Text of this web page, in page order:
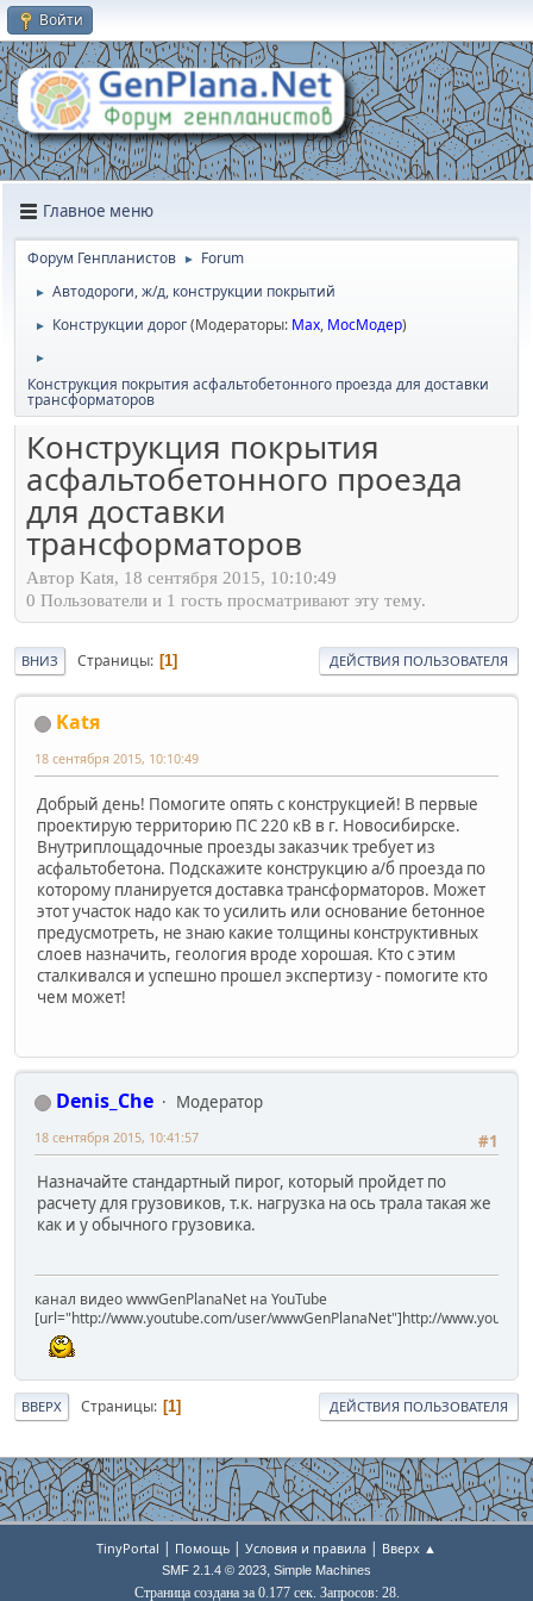
Войти
Главное меню
Форум Генпланистов ► Forum
► Автодороги, ж/д, конструкции покрытий
► Конструкции дорог(Модераторы: Max, МосМодер)
►
Конструкция покрытия асфальтобетонного проезда для доставки
трансформаторов
Конструкция покрытия
асфальтобетонного проезда
для доставки
трансформаторов
Автор Katя, 18 сентября 2015, 10:10:49
0 Пользователи и 1 гость просматривают эту тему.
ВНИЗ Страницы 1 ДЕЙСТВИЯ ПОЛЬЗОВАТЕЛЯ
Katя
18 сентября 2015, 10:10:49
Добрый день! Помогите опять с конструкцией! В первые
проектирую территорию ПС 220 кВ в г. Новосибирске.
Внутриплощадочные проезды заказчик требует из
асфальтобетона. Подскажите конструкцию а/б проезда по
которому планируется доставка трансформаторов. Может
этот участок надо как то усилить или основание бетонное
предусмотреть, не знаю какие толщины конструктивных
слоев назначить, геология вроде хорошая. Кто с этим
сталкивался и успешно прошел экспертизу - помогите кто
чем может!
Denis_Che
Модератор
#1
18 сентября 2015, 10:41:57
Назначайте стандартный пирог, который пройдет по
расчету для грузовиков, т.к. нагрузка на ось трала такая же
как и у обычного грузовика.
канал видео wwwGenPlanaNet на YouTube
[url="http://www.youtube.com/user/wwwGenPlanaNet"]http://
ВВЕРХ Страницы 1 ДЕЙСТВИЯ ПОЛЬЗОВАТЕЛЯ
TinyPortal | Помощь | Условия и правила | Вверх ▲
SMF 2.1.4 © 2023, Simple Machines
Страница создана за 0.177 сек. Запросов: 28.